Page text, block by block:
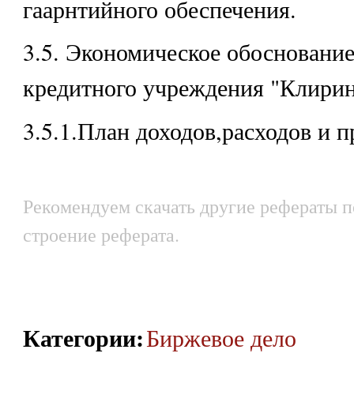
гаарнтийного обеспечения.
3.5. Экономическое
кредитного учреждения
3.5.1.План доходов,расходов и
Рекомендуем скачать другие рефераты
строение реферата.
Категории:Биржевое дело